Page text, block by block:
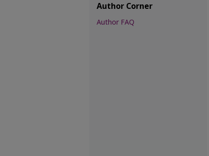
Author Corner
Author FAQ